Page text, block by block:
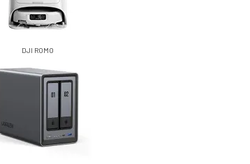
DJI ROMO